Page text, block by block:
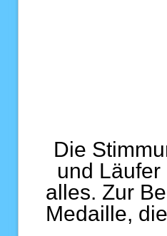
Die
und
alles. Zur